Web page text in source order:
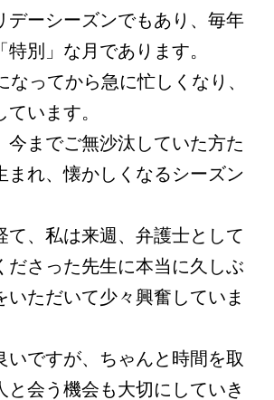
デーシーズンでもあり、毎年
別」な月であります。
なってから急に忙しくなり、
います。
今までご無沙汰していた方た
まれ、懐かしくなるシーズン
て、私は来週、弁護士として
ださった先生に本当に久しぶ
いただいて少々興奮していま
いですが、ちゃんと時間を取
と会う機会も大切にしていき